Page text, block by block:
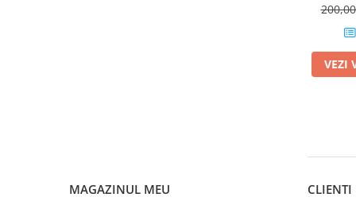
VEZI
MAGAZINUL MEU CLIENTI